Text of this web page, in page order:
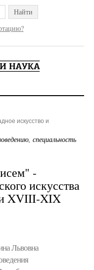
Найти
искусство и
специальность
-
искусства
XVIII-XIX
Львовна